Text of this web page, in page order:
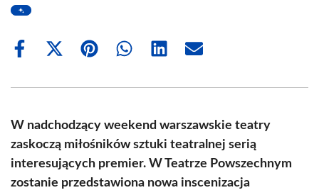
Share
Share
(Twitter)
Share Share Share Share
W nadchodzący weekend warszawskie teatry
zaskoczą miłośników sztuki teatralnej serią
interesujących premier. W Teatrze Powszechnym
zostanie przedstawiona nowa inscenizacja